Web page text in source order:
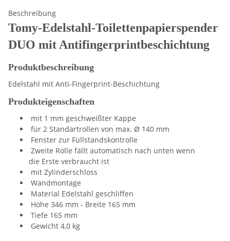
Beschreibung
Tomy-Edelstahl-Toilettenpapierspender
DUO mit Antifingerprintbeschichtung
Produktbeschreibung
Edelstahl mit Anti-Fingerprint-Beschichtung
Produkteigenschaften
mit 1 mm geschweißter Kappe
für 2 Standartrollen von max. Ø 140 mm
Fenster zur Füllstandskontrolle
Zweite Rolle fällt automatisch nach unten wenn
die Erste verbraucht ist
mit Zylinderschloss
Wandmontage
Material Edelstahl geschliffen
Höhe 346 mm - Breite 165 mm
Tiefe 165 mm
Gewicht 4,0 kg